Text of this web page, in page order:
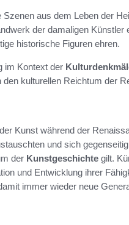
aus dem Leben der
der damaligen Künstler
historische Figuren ehren.
im Kontext der
kulturellen Reichtum der
Kunst während der
und sich
der Kunstgeschichte gilt.
und Entwicklung ihrer
immer wieder neue